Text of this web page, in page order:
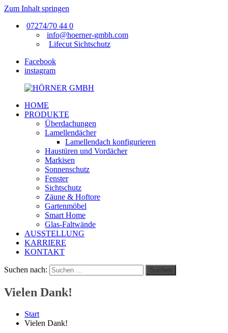
Zum Inhalt springen
07274/70 44 0
info@hoerner-gmbh.com
Lifecut Sichtschutz
Facebook
instagram
HÖRNER
Fenster,
Wintergärten
HOME
PRODUKTE
Überdachungen
Lamellendächer
Lamellendach konfigurieren
Haustüren und Vordächer
Markisen
Sonnenschutz
Fenster
Sichtschutz
Zäune & Hoftore
Gartenmöbel
Smart Home
Glas-Faltwände
AUSSTELLUNG
KARRIERE
KONTAKT
Suchen nach: Suchen
Vielen Dank!
Start
Vielen Dank!